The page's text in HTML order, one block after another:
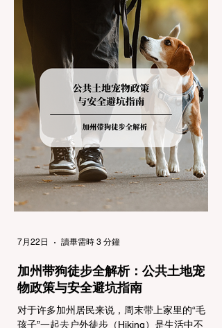
返，更可能在冰雪路面上引发严重的安全事
故。本文将为您系统解析加州的防滑链政策，
帮助您明确自己的车型在不同路况下的具体要
求，并为出行做好充足准备。 一、 核心概
念：看懂加州 R1, R2, R3 管制级别 当恶劣天
气来袭，加州交通局会在公路上启动防滑链管
制，并通过电子路牌指示当前的管制级别。加
州采用三个递进的级别（R1至R3）来规范通
行车辆： R1 管制 (Requirement 1) 规定内
容： 所有车辆必须安装防滑链。 豁免条件：
乘用车（Passenger Vehicles）、轻型卡车
（Light Trucks）只要配备了雪地轮胎（Snow
Tires），即可免装防滑链
加州带狗徒步全解析：公共土地宠
物政策与安全避坑指南
对于许多加州居民来说，周末带上家里的“毛
孩子”一起去户外徒步（Hiking）是生活中不
7月22日 讀畢需時 3 分鐘